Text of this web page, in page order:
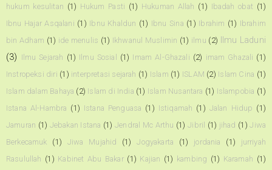
hukum kesulitan (1) Hukum Pasti (1) Hukuman Allah (1) Ibadah obat (1)
Ibnu Hajar Asqalani (1) Ibnu Khaldun (1) Ibnu Sina (1) Ibrahim (1) Ibrahim
bin Adham (1) ide menulis (1) Ikhwanul Muslimin (1) ilmu (2)
Ilmu Laduni
(3) Ilmu Sejarah (1) Ilmu Sosial (1) Imam Al-Ghazali (2) imam Ghazali (1)
Instropeksi diri (1) interpretasi sejarah (1) Islam (1) ISLAM (2) Islam Cina (1)
Islam dalam Bahaya (2) Islam di India (1) Islam Nusantara (1) Islampobia (1)
Istana Al-Hambra (1) Istana Penguasa (1) Istiqamah (1) Jalan Hidup (1)
Jamuran (1) Jebakan Istana (1) Jendral Mc Arthu (1) Jibril (1) jihad (1) Jiwa
Berkecamuk
(1) Jiwa Mujahid (1) Jogyakarta (1) jordania (1)
jurriyah
Rasulullah (1) Kabinet Abu Bakar (1) Kajian (1) kambing (1) Karamah (1)